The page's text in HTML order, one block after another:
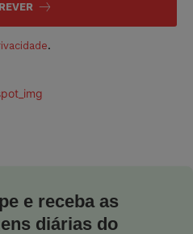
.
e receba as
diárias do